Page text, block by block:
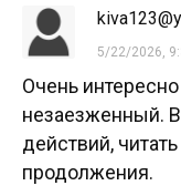
5/22/2026,
Очень
незаезженный.
действий,
продолжения.